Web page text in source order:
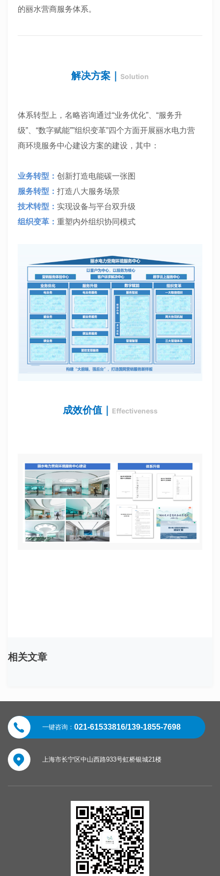
的丽水营商服务体系。
解决方案 ｜ Solution
体系转型上，名略咨询通过“业务优化”、“服务升
级”、“数字赋能””组织变革”四个方面开展丽水电力营
商环境服务中心建设方案的建设，其中：
业务转型： 创新打造电能碳一张图
服务转型： 打造八大服务场景
技术转型： 实现设备与平台双升级
组织变革： 重塑内外组织协同模式
成效价值｜ Effectiveness
相关文章
一键咨询： 021-61533816/139-1855-7698
上海市长宁区中山西路933号虹桥银城21楼